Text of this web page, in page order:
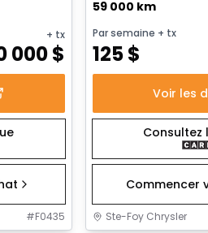
+ tx
000$
#F0435
CAMÉRA | 20 PO |
59 000 km
Par semaine + tx
125$
Voir les
Consultez
Commencer
Ste-Foy Chrysler